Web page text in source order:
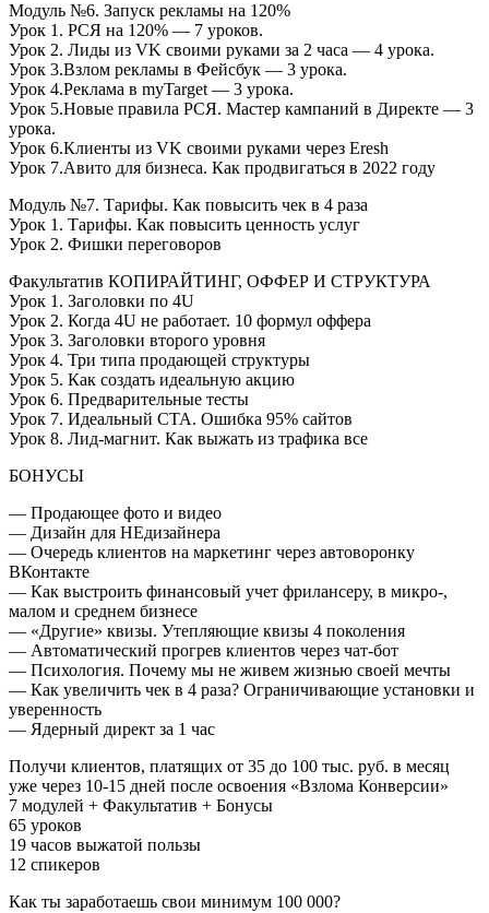
Модуль №6. Запуск рекламы на 120%
Урок 1. РСЯ на 120% — 7 уроков.
Урок 2. Лиды из VK своими руками за 2 часа — 4 урока.
Урок 3.Взлом рекламы в Фейсбук — 3 урока.
Урок 4.Реклама в myTarget — 3 урока.
Урок 5.Новые правила РСЯ. Мастер кампаний в Директе — 3
урока.
Урок 6.Клиенты из VK своими руками через Eresh
Урок 7.Авито для бизнеса. Как продвигаться в 2022 году
Модуль №7. Тарифы. Как повысить чек в 4 раза
Урок 1. Тарифы. Как повысить ценность услуг
Урок 2. Фишки переговоров
Факультатив КОПИРАЙТИНГ, ОФФЕР И СТРУКТУРА
Урок 1. Заголовки по 4U
Урок 2. Когда 4U не работает. 10 формул оффера
Урок 3. Заголовки второго уровня
Урок 4. Три типа продающей структуры
Урок 5. Как создать идеальную акцию
Урок 6. Предварительные тесты
Урок 7. Идеальный СТА. Ошибка 95% сайтов
Урок 8. Лид-магнит. Как выжать из трафика все
БОНУСЫ
— Продающее фото и видео
— Дизайн для НЕдизайнера
— Очередь клиентов на маркетинг через автоворонку
ВКонтакте
— Как выстроить финансовый учет фрилансеру, в микро-,
малом и среднем бизнесе
— «Другие» квизы. Утепляющие квизы 4 поколения
— Автоматический прогрев клиентов через чат-бот
— Психология. Почему мы не живем жизнью своей мечты
— Как увеличить чек в 4 раза? Ограничивающие установки и
уверенность
— Ядерный директ за 1 час
Получи клиентов, платящих от 35 до 100 тыс. руб. в месяц
уже через 10-15 дней после освоения «Взлома Конверсии»
7 модулей + Факультатив + Бонусы
65 уроков
19 часов выжатой пользы
12 спикеров
Как ты заработаешь свои минимум 100 000?